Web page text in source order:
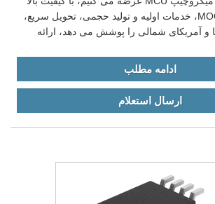
با تایید UL، بدون MOQ، خدمات اولیه و تولید حجمی، تحویل سریع،
و آمریکای شمالی را پوشش می دهد، ارائه
ادامه مطلب
ارسال استعلام